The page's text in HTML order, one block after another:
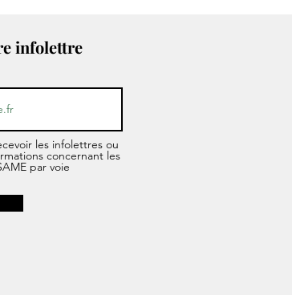
infolettre
les infolettres ou
concernant les
par voie